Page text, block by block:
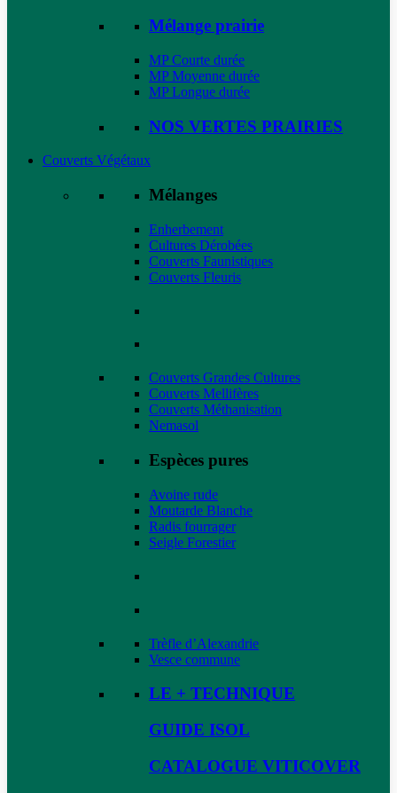
Mélange prairie
MP Courte durée
MP Moyenne durée
MP Longue durée
NOS VERTES PRAIRIES
Couverts Végétaux
Mélanges
Enherbement
Cultures Dérobées
Couverts Faunistiques
Couverts Fleuris
Couverts Grandes Cultures
Couverts Mellifères
Couverts Méthanisation
Nemasol
Espèces pures
Avoine rude
Moutarde Blanche
Radis fourrager
Seigle Forestier
Trèfle d’Alexandrie
Vesce commune
LE + TECHNIQUE
GUIDE ISOL
CATALOGUE VITICOVER